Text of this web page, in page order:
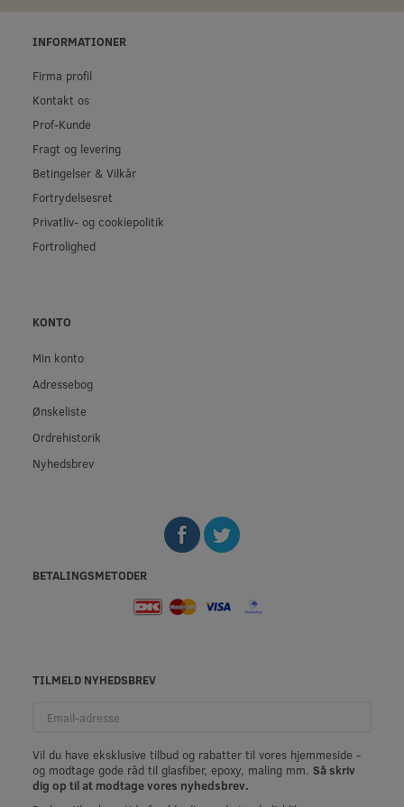
INFORMATIONER
Firma profil
Kontakt os
Prof-Kunde
Fragt og levering
Betingelser & Vilkår
Fortrydelsesret
Privatliv- og cookiepolitik
Fortrolighed
KONTO
Min konto
Adressebog
Ønskeliste
Ordrehistorik
Nyhedsbrev
BETALINGSMETODER
TILMELD NYHEDSBREV
adresse
Vil du have eksklusive tilbud og rabatter til vores hjemmeside -
og modtage gode råd til glasfiber, epoxy, maling mm. Så skriv
dig op til at modtage vores nyhedsbrev.